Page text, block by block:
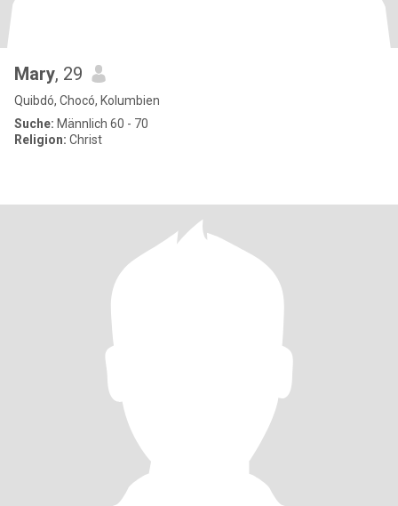
Mary, 29
Quibdó, Chocó, Kolumbien
Suche: Männlich 60 - 70
Religion: Christ